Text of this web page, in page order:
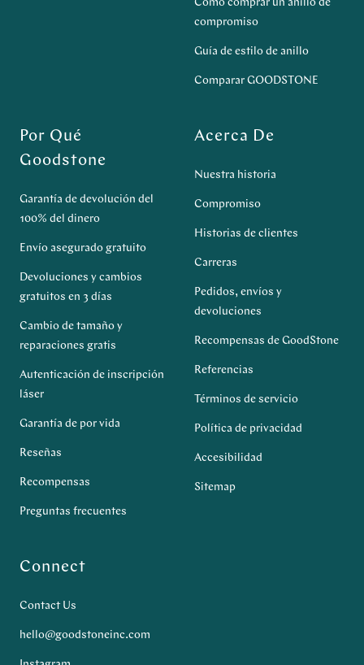
Cómo comprar un anillo de
compromiso
Guía de estilo de anillo
Comparar GOODSTONE
Por Qué
Goodstone
Garantía de devolución del
100% del dinero
Envío asegurado gratuito
Devoluciones y cambios
gratuitos en 3 días
Cambio de tamaño y
reparaciones gratis
Autenticación de inscripción
láser
Garantía de por vida
Reseñas
Recompensas
Preguntas frecuentes
Acerca De
Nuestra historia
Compromiso
Historias de clientes
Carreras
Pedidos, envíos y
devoluciones
Recompensas de GoodStone
Referencias
Términos de servicio
Política de privacidad
Accesibilidad
Sitemap
Connect
Contact Us
hello@goodstoneinc.com